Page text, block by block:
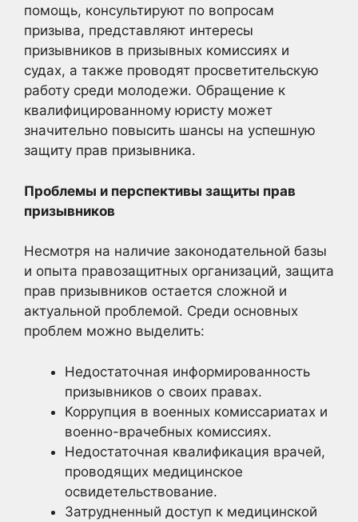
помощь, консультируют по вопросам
призыва, представляют интересы
призывников в призывных комиссиях и
судах, а также проводят просветительскую
работу среди молодежи. Обращение к
квалифицированному юристу может
значительно повысить шансы на успешную
защиту прав призывника.
Проблемы и перспективы защиты прав
призывников
Несмотря на наличие законодательной базы
и опыта правозащитных организаций, защита
прав призывников остается сложной и
актуальной проблемой. Среди основных
проблем можно выделить:
Недостаточная информированность
призывников о своих правах.
Коррупция в военных комиссариатах и
военно-врачебных комиссиях.
Недостаточная квалификация врачей,
проводящих медицинское
освидетельствование.
Затрудненный доступ к медицинской